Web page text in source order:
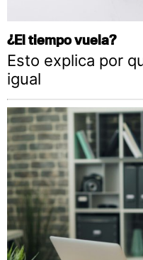
¿El tiempo vuela?
Esto explica por
igual